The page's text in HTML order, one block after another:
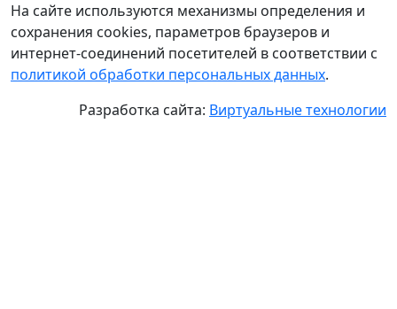
На сайте используются механизмы определения и
сохранения cookies, параметров браузеров и
интернет-соединений посетителей в соответствии с
политикой обработки персональных данных.
Разработка сайта: Виртуальные технологии